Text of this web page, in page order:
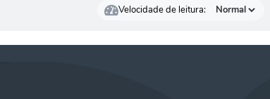
Velocidade de leitura: